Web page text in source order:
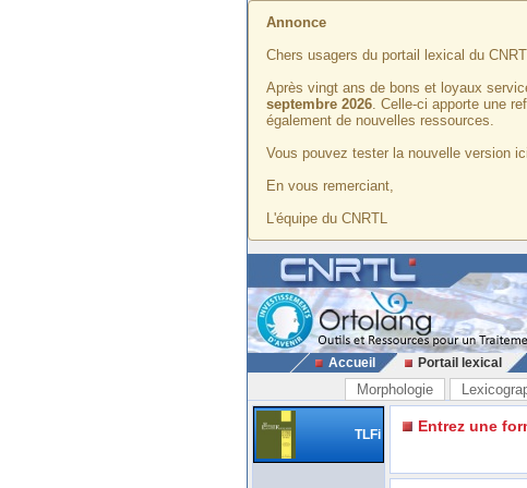
Annonce
Chers usagers du portail lexical du
Après vingt ans de bons et loyaux
septembre 2026. Celle-ci apporte une
également de nouvelles ressources.
Vous pouvez tester la nouvelle version
En vous remerciant,
L'équipe du CNRTL
Accueil Portail lexical
Morphologie
TLFi Entrez une